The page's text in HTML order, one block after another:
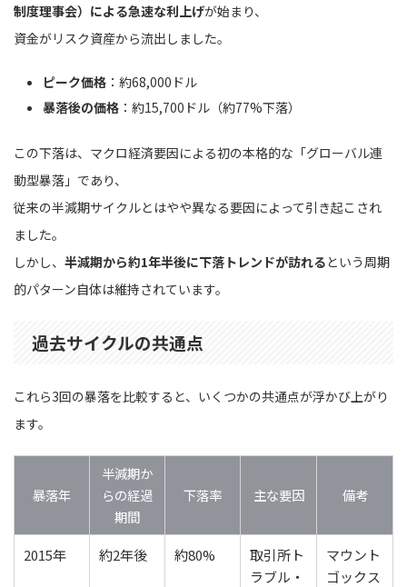
制度理事会）による急速な利上げが始まり、
資金がリスク資産から流出しました。
ピーク価格 ：約68,000ドル
暴落後の価格 ：約15,700ドル（約77%下落）
この下落は、マクロ経済要因による初の本格的な「グローバル連
動型暴落」であり、
従来の半減期サイクルとはやや異なる要因によって引き起こされ
ました。
しかし、 半減期から約1年半後に下落トレンドが訪れるという周期
的パターン自体は維持されています。
過去サイクルの共通点
これら3回の暴落を比較すると、いくつかの共通点が浮かび上がり
ます。
暴落年
半減期か
らの経過
期間
下落率 主な要因 備考
2015年 約2年後 約80%
取引所ト
ラブル・
マウント
ゴックス